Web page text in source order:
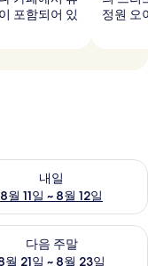
포함되어 있
정원 오
11일
내일
8월 11일 ~ 8월 12일
가능 여부 확인, 8월
월 16일
다음 주말
월 21일 ~ 8월 23일
예약 가능 여부 확인